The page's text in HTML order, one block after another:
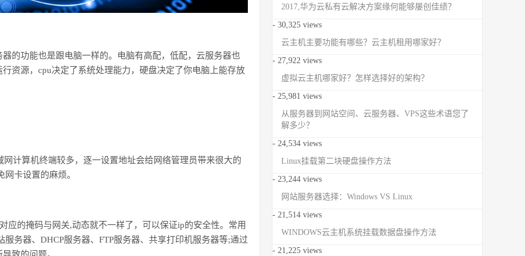
器的功能也是跟电脑一样的。电脑有高配，低配， 云服务器也
资源， cpu决定了系统处理能力，硬盘决定了你电脑上能存放
网计算机终端较多，逐一设置地址会给网络管理员带来很大的
卡设置的麻烦。
应的掩码与网关,动态就不一样了，可以保证ip的安全性。常用
服务器、 DHCP服务器、 FTP服务器、共享打印机服务器等;通过
2017,华为云私有云解决方案缘何能够屡创佳绩？
- 30,325 views
云主机主要功能有哪些？云主机租用哪家好？
- 27,922 views
虚拟云主机哪家好？怎样选择好的架构？
- 25,981 views
从服务器到网站空间、云服务器、VPS这些术语您了
解多少？
- 24,534 views
Linux挂载第二块硬盘操作方法
- 23,244 views
网站服务器选择：Windows VS Linux
- 21,514 views
WINDOWS云主机系统挂载数据盘操作方法
- 21,225 views